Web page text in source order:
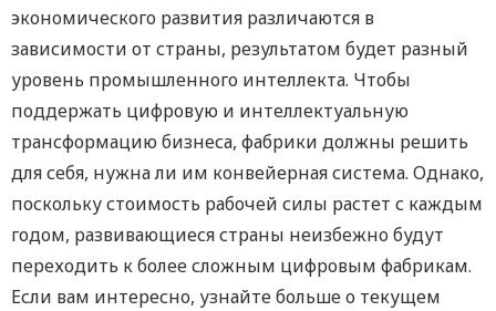
экономического развития различаются в
зависимости от страны, результатом будет разный
уровень промышленного интеллекта. Чтобы
поддержать цифровую и интеллектуальную
трансформацию бизнеса, фабрики должны решить
для себя, нужна ли им конвейерная система. Однако,
поскольку стоимость рабочей силы растет с каждым
годом, развивающиеся страны неизбежно будут
переходить к более сложным цифровым фабрикам.
Если вам интересно, узнайте больше о текущем